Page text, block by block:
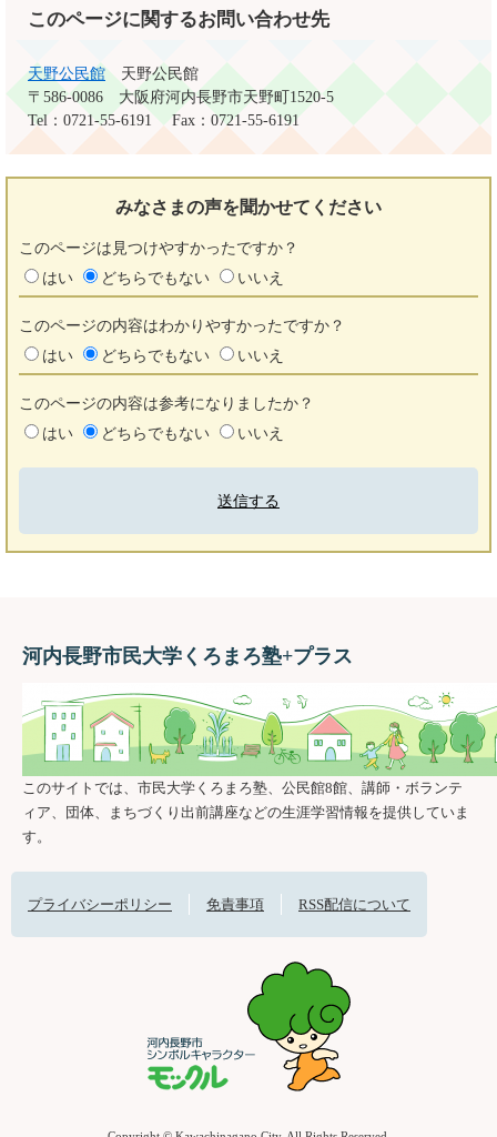
このページに関するお問い合わせ先
天野公民館
天野公民館
〒586-0086
大阪府河内長野市天野町1520-5
Tel：0721-55-6191
Fax：0721-55-6191
みなさまの声を聞かせてください
このページは見つけやすかったですか？
はい
どちらでもない いいえ
このページの内容はわかりやすかったですか？
はい
どちらでもない いいえ
このページの内容は参考になりましたか？
はい
どちらでもない いいえ
河内長野市民大学くろまろ塾+プラス
このサイトでは、市民大学くろまろ塾、公民館8館、講師・ボランテ
ィア、団体、まちづくり出前講座などの生涯学習情報を提供していま
す。
プライバシーポリシー 免責事項 RSS配信について